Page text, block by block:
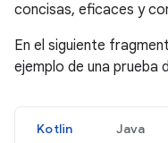
concisas, eficaces y
En el siguiente
ejemplo de una prueba
Kotlin Java